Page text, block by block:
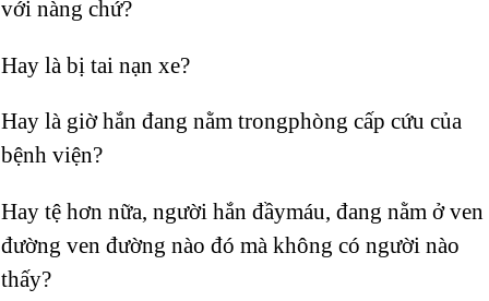
với nàng chứ?
Hay là bị tai nạn xe?
Hay là giờ hắn đang nằm trongphòng cấp cứu của
bệnh viện?
Hay tệ hơn nữa, người hắn đầymáu, đang nằm ở ven
đường ven đường nào đó mà không có người nào
thấy?